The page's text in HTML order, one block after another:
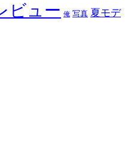
ビュー 俺 写真 夏モデ